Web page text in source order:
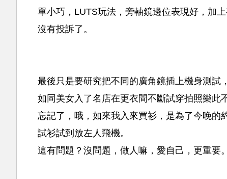
單小巧，LUTS玩法，旁軸鏡邊位表現好，加上
沒有投訴了。
最後只是要研究把不同的廣角鏡插上機身測試
如同美女入了名店在更衣間不斷試穿拍照樂此
忘記了，哦，如來我入來買衫，是為了今晚的
試衫試到放左人飛機。
這有問題？沒問題，做人嘛，愛自己，更重要。